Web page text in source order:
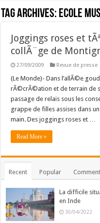
Tag Archives: Ecole
Joggings roses et
collÃ¨ge de
27/09/2009 Revue de presse
(Le Monde)- Dans l’allÃ©e
rÃ©crÃ©ation et de terrain de
passage de relais sous les
grappe de filles assises dans
main. Des joggings roses et …
Read More »
Recent Popular
La difficile
en Inde
30/04/2022